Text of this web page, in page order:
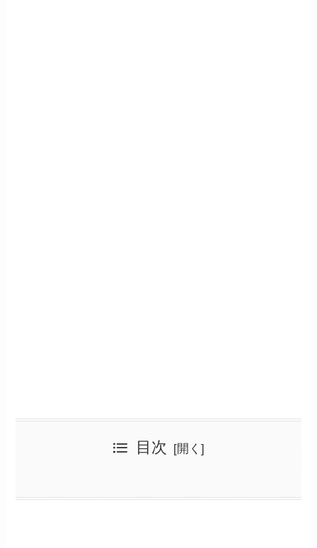
目次
まずは無料体験！後悔しないための活用方法
体験会場が近くにない場合の選択肢
フィットットの値段と購入判断に役立つまとめ